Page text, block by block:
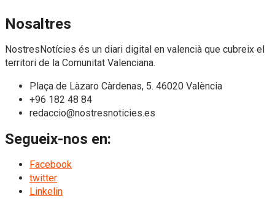
Nosaltres
NostresNotícies és un diari digital en valencià que cubreix el
territori de la Comunitat Valenciana.
Plaça de Làzaro Càrdenas, 5. 46020 València
+96 182 48 84
redaccio@nostresnoticies.es
Segueix-nos en:
Facebook
twitter
Linkelin